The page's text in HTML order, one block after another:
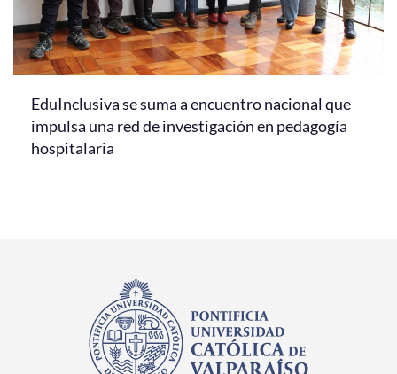
EduInclusiva se suma a encuentro nacional que
impulsa una red de investigación en pedagogía
hospitalaria